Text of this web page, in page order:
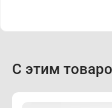
С этим